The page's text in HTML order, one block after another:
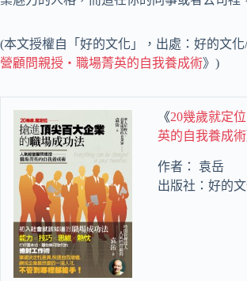
(本文授權自「好的文化」，出處：好的文化
營顧問親授‧職場菁英的自我養成術》)
《20幾歲就定
英的自我養成術
作者： 袁岳
出版社：好的